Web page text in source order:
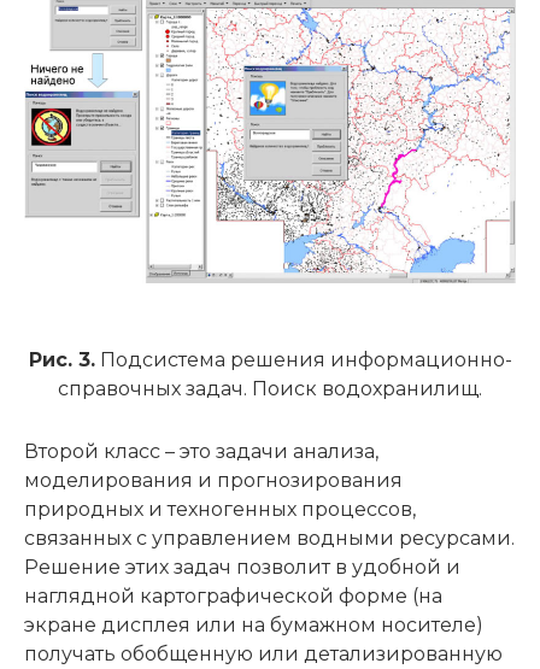
Рис. 3.Подсистема решения информационно-
справочных задач. Поиск водохранилищ.
Второй класс – это задачи анализа,
моделирования и прогнозирования
природных и техногенных процессов,
связанных с управлением водными ресурсами.
Решение этих задач позволит в удобной и
наглядной картографической форме (на
экране дисплея или на бумажном носителе)
получать обобщенную или детализированную